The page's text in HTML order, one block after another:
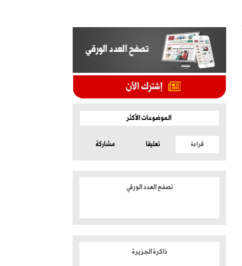
الموضوعات الأكثر
قراءة تعليقا مشاركة
تصفح العدد الورقي
ذاكرة الجزيرة